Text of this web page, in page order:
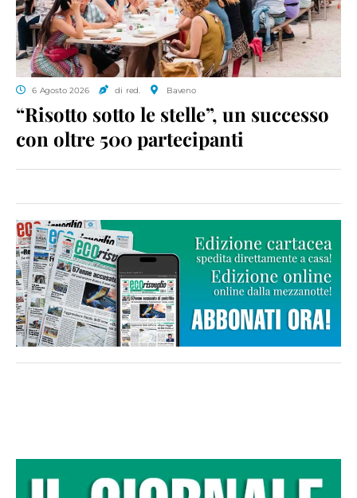
6 Agosto 2026 di red. Baveno
“Risotto sotto le stelle”, un successo
con oltre 500 partecipanti